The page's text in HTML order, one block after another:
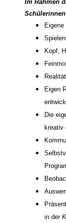
Im Rahmen
Schülerinnen
Kopf,
Eigen
Die
kreativ
in der